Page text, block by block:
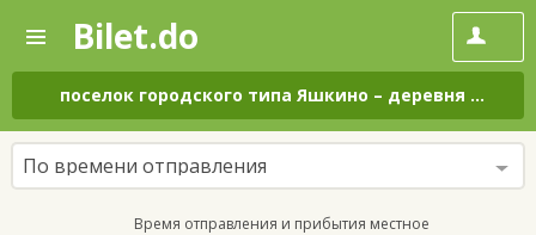
—
Поиск
и
покупка
билетов
на
автобус
онлайн
Bilet.do
поселок городского типа Яшкино – деревня Писаная
По времени отправления
Время отправления и прибытия местное